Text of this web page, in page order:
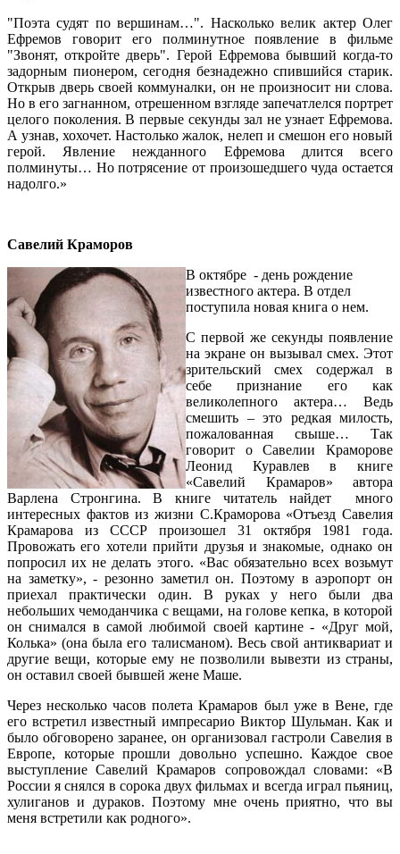
"Поэта судят по вершинам…". Насколько велик актер Олег
Ефремов говорит его полминутное появление в фильме
"Звонят, откройте дверь". Герой Ефремова бывший когда-то
задорным пионером, сегодня безнадежно спившийся старик.
Открыв дверь своей коммуналки, он не произносит ни слова.
Но в его загнанном, отрешенном взгляде запечатлелся портрет
целого поколения. В первые секунды зал не узнает Ефремова.
А узнав, хохочет. Настолько жалок, нелеп и смешон его новый
герой. Явление нежданного Ефремова длится всего
полминуты… Но потрясение от произошедшего чуда остается
надолго.»
Савелий Краморов
В октябре - день рождение
известного актера. В отдел
поступила новая книга о нем.
С первой же секунды появление
на экране он вызывал смех. Этот
зрительский смех содержал в
себе признание его как
великолепного актера… Ведь
смешить – это редкая милость,
пожалованная свыше… Так
говорит о Савелии Краморове
Леонид Куравлев в книге
«Савелий Крамаров» автора
Варлена Стронгина. В книге читатель найдет много
интересных фактов из жизни С.Краморова «Отъезд Савелия
Крамарова из СССР произошел 31 октября 1981 года.
Провожать его хотели прийти друзья и знакомые, однако он
попросил их не делать этого. «Вас обязательно всех возьмут
на заметку», - резонно заметил он. Поэтому в аэропорт он
приехал практически один. В руках у него были два
небольших чемоданчика с вещами, на голове кепка, в которой
он снимался в самой любимой своей картине - «Друг мой,
Колька» (она была его талисманом). Весь свой антиквариат и
другие вещи, которые ему не позволили вывезти из страны,
он оставил своей бывшей жене Маше.
Через несколько часов полета Крамаров был уже в Вене, где
его встретил известный импресарио Виктор Шульман. Как и
было обговорено заранее, он организовал гастроли Савелия в
Европе, которые прошли довольно успешно. Каждое свое
выступление Савелий Крамаров сопровождал словами: «В
России я снялся в сорока двух фильмах и всегда играл пьяниц,
хулиганов и дураков. Поэтому мне очень приятно, что вы
меня встретили как родного».